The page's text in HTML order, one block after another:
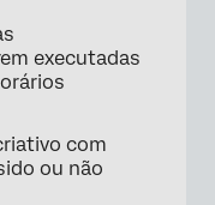
executadas
com
ou não